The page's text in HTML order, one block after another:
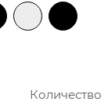
Количество